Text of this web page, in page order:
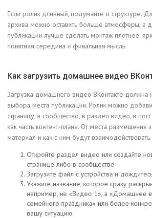
Если ролик длинный, подумайте о структуре.
архива можно оставить больше атмосферы, а
публикации лучше сделать монтаж плотнее:
понятная середина и финальная мысль.
Как загрузить домашнее видео
Загрузка домашнего видео ВКонтакте должна
выбора места публикации. Ролик можно
страницу, в сообщество, в раздел видео, в пост
как часть контент-плана. От места размещения
материал и как с ним будут взаимодействовать.
Откройте раздел видео или создайте
странице либо в сообществе.
Загрузите файл с устройства и
Укажите название, которое сразу
например, не «Видео 1», а «Домашнее
семейного праздника» или более
вашу ситуацию.